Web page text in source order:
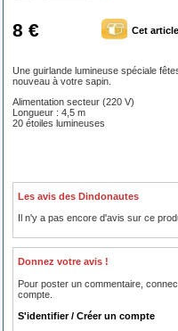
8 € Cet
Une guirlande lumineuse spéciale
nouveau à votre sapin.
Alimentation secteur (220 V)
Longueur : 4,5 m
20 étoiles lumineuses
Les avis des Dindonautes
Il n'y a pas encore d'avis sur ce
Donnez votre avis !
Pour poster un commentaire,
compte.
S'identifier / Créer un compte